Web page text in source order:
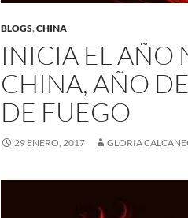
BLOGS,CHINA
INICIA EL AÑO
CHINA, AÑO
DE FUEGO
29 ENERO, 2017 GLORIA